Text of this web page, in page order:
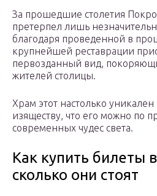
За прошедшие столетия
претерпел лишь
благодаря проведенной в
крупнейшей реставрации
первозданный вид,
жителей столицы.
Храм этот настолько уникален
изяществу, что его можно по
современных чудес света.
Как купить билеты
сколько они стоят